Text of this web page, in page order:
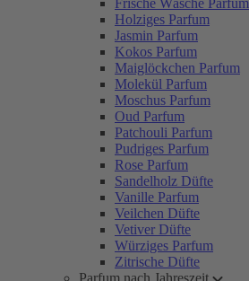
Frische Wäsche Parfum
Holziges Parfum
Jasmin Parfum
Kokos Parfum
Maiglöckchen Parfum
Molekül Parfum
Moschus Parfum
Oud Parfum
Patchouli Parfum
Pudriges Parfum
Rose Parfum
Sandelholz Düfte
Vanille Parfum
Veilchen Düfte
Vetiver Düfte
Würziges Parfum
Zitrische Düfte
Parfum nach Jahreszeit